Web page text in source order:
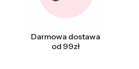
Darmowa dostawa
od 99zł